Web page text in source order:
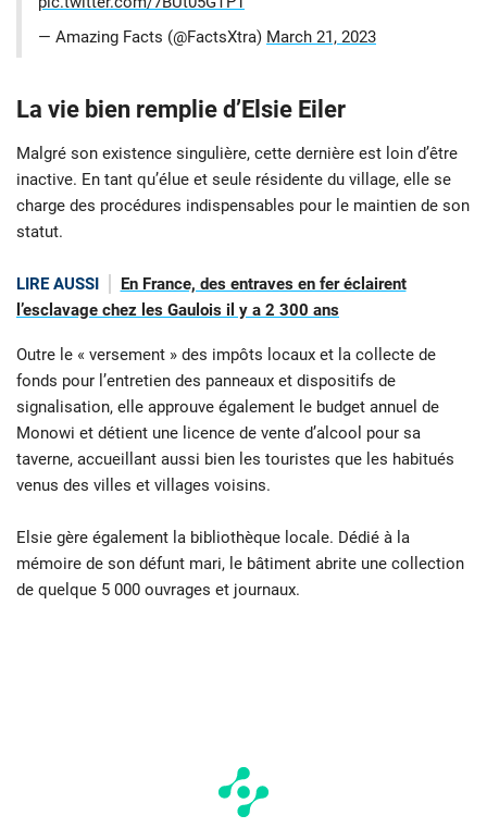
— Amazing Facts (@FactsXtra) March 21, 2023
La vie bien remplie d’Elsie Eiler
Malgré son existence singulière, cette dernière est loin d’être
inactive. En tant qu’élue et seule résidente du village, elle se
charge des procédures indispensables pour le maintien de son
statut.
LIRE AUSSI
En France, des entraves en fer éclairent
l’esclavage chez les Gaulois il y a 2 300 ans
Outre le « versement » des impôts locaux et la collecte de
fonds pour l’entretien des panneaux et dispositifs de
signalisation, elle approuve également le budget annuel de
Monowi et détient une licence de vente d’alcool pour sa
taverne, accueillant aussi bien les touristes que les habitués
venus des villes et villages voisins.
Elsie gère également la bibliothèque locale. Dédié à la
mémoire de son défunt mari, le bâtiment abrite une collection
de quelque 5 000 ouvrages et journaux.